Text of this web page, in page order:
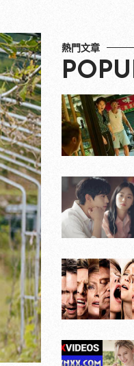
熱門文章